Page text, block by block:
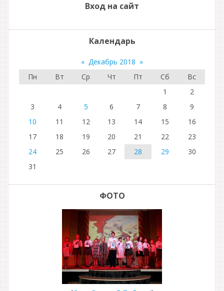
Вход на сайт
Календарь
« Декабрь 2018 »
Пн
Вт Ср Чт Пт Сб
Вс
1
2
3
4 5 6 7 8
9
10
11 12 13 14 15
16
17
18 19 20 21 22
23
24
25 26 27 28 29
30
31
ФОТО